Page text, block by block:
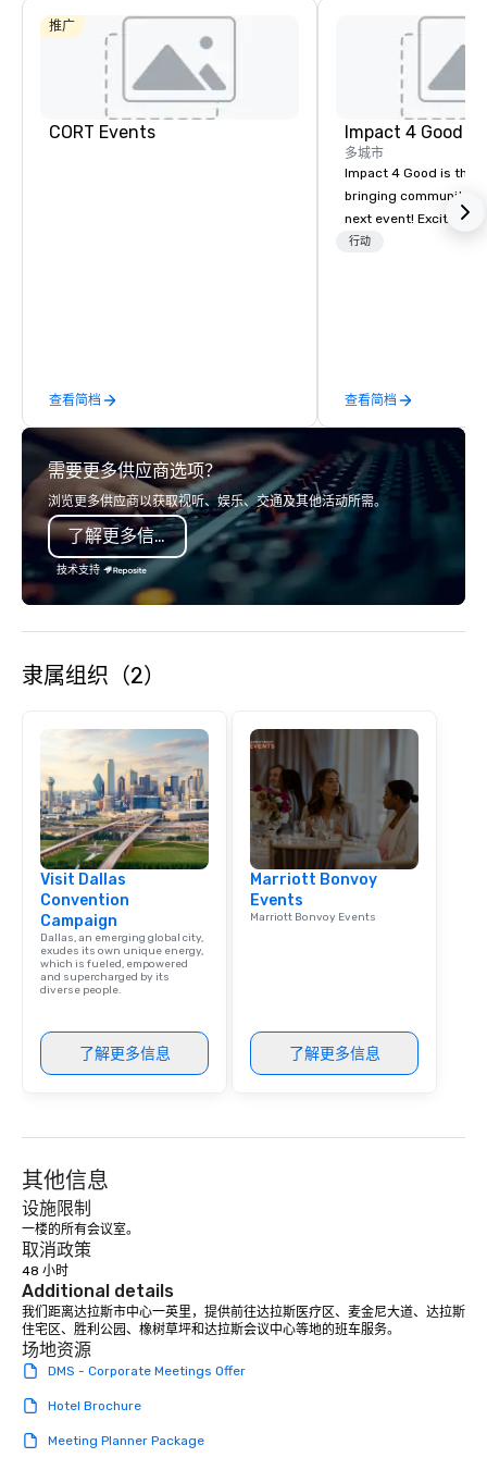
推广
CORT Events
查看简档
Impact 4 Good
多城市
Impact 4 Good is the
bringing community
next event! Exciting
team building
event, Impact 4 Good
details. Where are we? Nationwide
and abroad, our local
covered. Got a cause
events put your
into action. Short on
goals/objectives/
行动
查看简档
需要更多供应商选项？
浏览更多供应商以获取视听、娱乐、交通及其他活动所需。
了解更多信息
技术支持
隶属组织（2）
Visit Dallas
Convention
Campaign
Dallas, an emerging global city,
exudes its own unique energy,
which is fueled, empowered
and supercharged by its
diverse people.
了解更多信息
Marriott Bonvoy
Events
Marriott Bonvoy Events
了解更多信息
其他信息
设施限制
一楼的所有会议室。
取消政策
48 小时
Additional details
我们距离达拉斯市中心一英里，提供前往达拉斯医疗区、麦金尼大道、达拉斯
住宅区、胜利公园、橡树草坪和达拉斯会议中心等地的班车服务。
场地资源
DMS - Corporate Meetings Offer
Hotel Brochure
Meeting Planner Package